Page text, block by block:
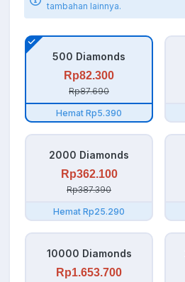
tambahan lainnya.
500 Diamonds
Rp82.300
Rp87.690
Hemat Rp5.390
2000 Diamonds
Rp362.100
Rp387.390
Hemat Rp25.290
10000 Diamonds
Rp1.653.700